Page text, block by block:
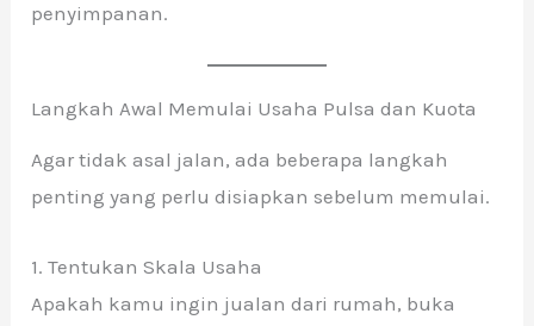
penyimpanan.
Langkah Awal Memulai Usaha Pulsa dan Kuota
Agar tidak asal jalan, ada beberapa langkah
penting yang perlu disiapkan sebelum memulai.
1. Tentukan Skala Usaha
Apakah kamu ingin jualan dari rumah, buka